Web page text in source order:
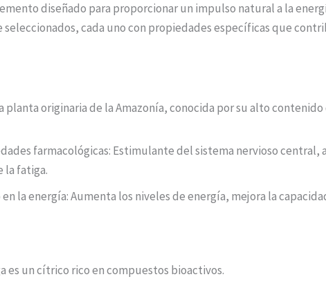
diseñado para proporcionar un impulso natural a la
cada uno con propiedades específicas que
planta originaria de la Amazonía, conocida por su alto
farmacológicas: Estimulante del sistema nervioso
la fatiga.
la energía: Aumenta los niveles de energía, mejora la
es un cítrico rico en compuestos bioactivos.